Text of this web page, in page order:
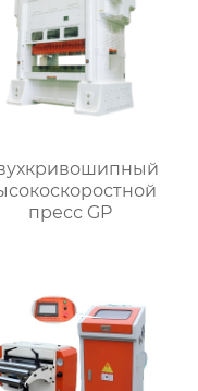
пресс GP